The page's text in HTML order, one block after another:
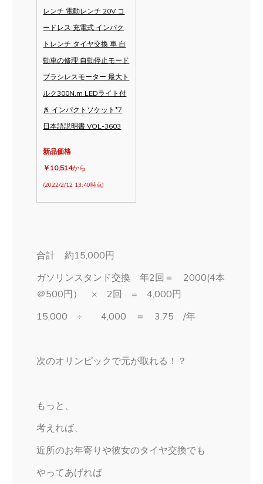
レンチ 電動レンチ 20V コ
ードレス 充電式 インパク
トレンチ タイヤ交換 車 自
動車の修理 自動停止モード
ブラシレスモーター 最大ト
ルク300N.m LEDライト付
き インパクトソケット*7
日本語説明書 VOL-3603
新品価格
￥10,514から
(2022/2/12 13:40時点)
合計 約15,000円
ガソリンスタンド交換 年2回＝ 2000(4本
＠500円） × 2回 = 4,000円
15,000 ÷ 4,000 ＝ 3.75 /年
次のオリンピックで元が取れる！？
もっと、
考えれば、
近所のお年寄りや彼女のタイヤ交換でも
やってあげれば